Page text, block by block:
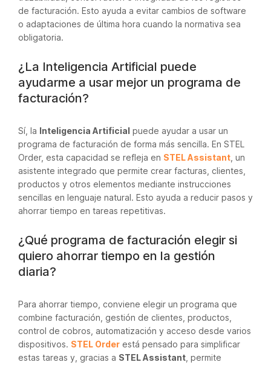
de facturación. Esto ayuda a evitar cambios de software
o adaptaciones de última hora cuando la normativa sea
obligatoria.
¿La Inteligencia Artificial puede
ayudarme a usar mejor un programa de
facturación?
Sí, la Inteligencia Artificial puede ayudar a usar un
programa de facturación de forma más sencilla. En STEL
Order, esta capacidad se refleja en STEL Assistant , un
asistente integrado que permite crear facturas, clientes,
productos y otros elementos mediante instrucciones
sencillas en lenguaje natural. Esto ayuda a reducir pasos y
ahorrar tiempo en tareas repetitivas.
¿Qué programa de facturación elegir si
quiero ahorrar tiempo en la gestión
diaria?
Para ahorrar tiempo, conviene elegir un programa que
combine facturación, gestión de clientes, productos,
control de cobros, automatización y acceso desde varios
dispositivos. STEL Order está pensado para simplificar
estas tareas y, gracias a STEL Assistant , permite